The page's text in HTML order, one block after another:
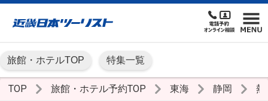
旅館・ホテルTOP 特集一覧
TOP 旅館・ホテル予約TOP 東海 静岡